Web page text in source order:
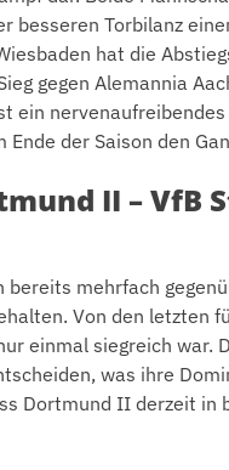
besseren Torbilanz
hat die
gegen Alemannia
ein
der Saison den
II –
bereits mehrfach
Von den letzten
einmal siegreich war.
was ihre
Dortmund II derzeit in